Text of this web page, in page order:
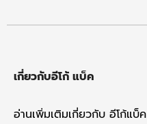
เกี่ยวกับอีโก้ แบ็ค
อ่านเพิ่มเติมเกี่ยวกับ อีโก้แบ็ค